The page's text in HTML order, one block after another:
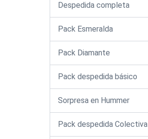
Despedida completa
Pack Esmeralda
Pack Diamante
Pack despedida básico
Sorpresa en Hummer
Pack despedida Colectiva